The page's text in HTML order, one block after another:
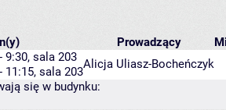
Prowadzący
9:30, sala 203
11:15, sala 203
Alicja Uliasz-Bocheńczyk
się w budynku: